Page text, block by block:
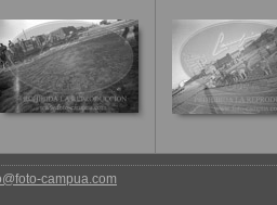
campua.com